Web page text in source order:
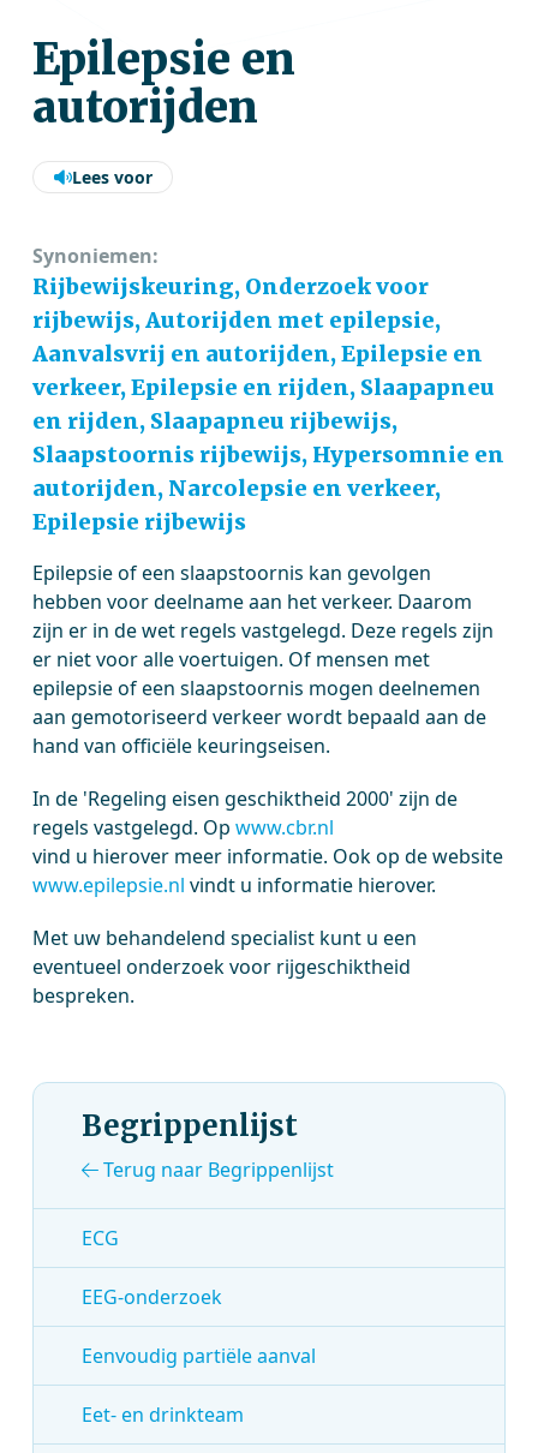
Epilepsie en
autorijden
Lees voor
Synoniemen:
Rijbewijskeuring, Onderzoek voor
rijbewijs, Autorijden met epilepsie,
Aanvalsvrij en autorijden, Epilepsie en
verkeer, Epilepsie en rijden, Slaapapneu
en rijden, Slaapapneu rijbewijs,
Slaapstoornis rijbewijs, Hypersomnie en
autorijden, Narcolepsie en verkeer,
Epilepsie rijbewijs
Epilepsie of een slaapstoornis kan gevolgen
hebben voor deelname aan het verkeer. Daarom
zijn er in de wet regels vastgelegd. Deze regels zijn
er niet voor alle voertuigen. Of mensen met
epilepsie of een slaapstoornis mogen deelnemen
aan gemotoriseerd verkeer wordt bepaald aan de
hand van officiële keuringseisen.
In de 'Regeling eisen geschiktheid 2000' zijn de
regels vastgelegd. Opwww.cbr.nl
vind u hierover meer informatie. Ook op de website
www.epilepsie.nl vindt u informatie hierover.
Met uw behandelend specialist kunt u een
eventueel onderzoek voor rijgeschiktheid
bespreken.
Begrippenlijst
Terug naar Begrippenlijst
ECG
EEG-onderzoek
Eenvoudig partiële aanval
Eet- en drinkteam